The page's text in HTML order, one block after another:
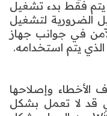
الضرورية لتشغيل
في جوانب جهاز
الأخطاء وإصلاحها
قد لا تعمل بشكل